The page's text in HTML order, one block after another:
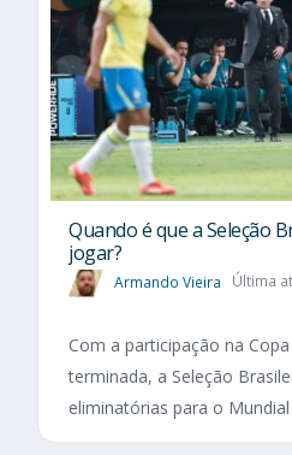
Quando é que a Seleção
jogar?
Armando Vieira Última
Com a participação na
terminada, a Seleção
eliminatórias para o